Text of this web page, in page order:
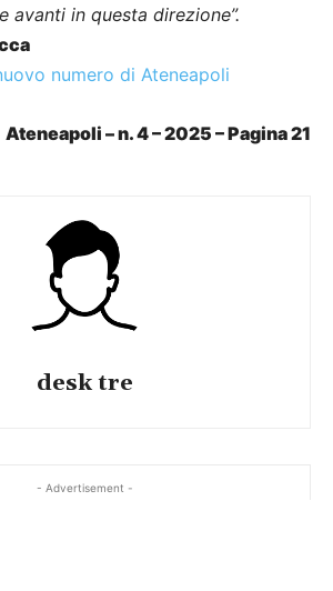
avanti in questa direzione”.
numero di Ateneapoli
Ateneapoli – n. 4 – 2025 – Pagina 21
desk tre
- Advertisement -